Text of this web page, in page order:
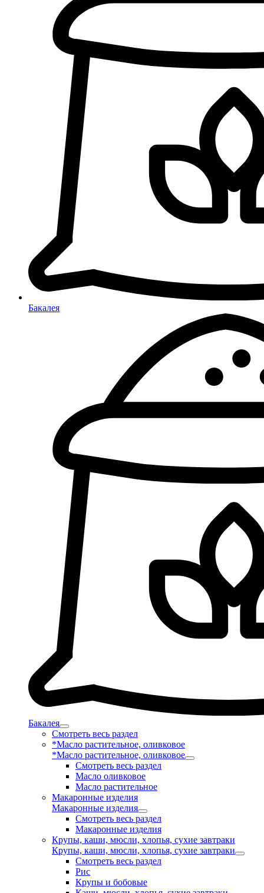
Бакалея
Бакалея
Смотреть весь раздел
*Масло растительное, оливковое
*Масло растительное, оливковое
Смотреть весь раздел
Масло оливковое
Масло растительное
Макаронные изделия
Макаронные изделия
Смотреть весь раздел
Макаронные изделия
Крупы, каши, мюсли, хлопья, сухие завтраки
Крупы, каши, мюсли, хлопья, сухие завтраки
Смотреть весь раздел
Рис
Крупы и бобовые